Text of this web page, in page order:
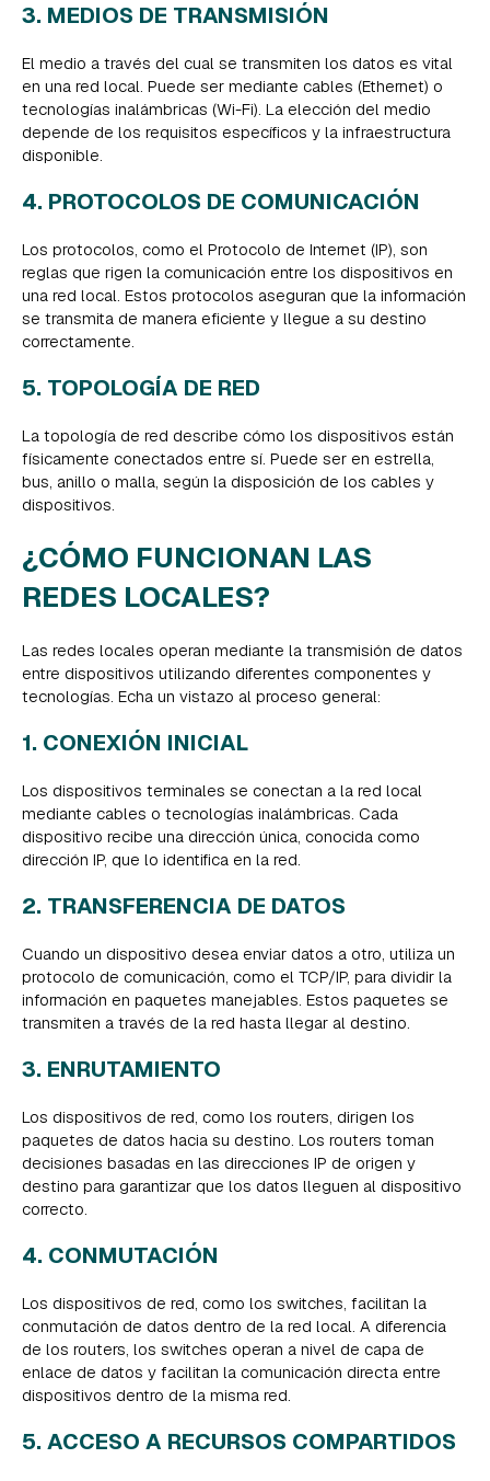
3. MEDIOS DE TRANSMISIÓN
El medio a través del cual se transmiten los datos es vital
en una red local. Puede ser mediante cables (Ethernet) o
tecnologías inalámbricas (Wi-Fi). La elección del medio
depende de los requisitos específicos y la infraestructura
disponible.
4. PROTOCOLOS DE COMUNICACIÓN
Los protocolos, como el Protocolo de Internet (IP), son
reglas que rigen la comunicación entre los dispositivos en
una red local. Estos protocolos aseguran que la información
se transmita de manera eficiente y llegue a su destino
correctamente.
5. TOPOLOGÍA DE RED
La topología de red describe cómo los dispositivos están
físicamente conectados entre sí. Puede ser en estrella,
bus, anillo o malla, según la disposición de los cables y
dispositivos.
¿CÓMO FUNCIONAN LAS
REDES LOCALES?
Las redes locales operan mediante la transmisión de datos
entre dispositivos utilizando diferentes componentes y
tecnologías. Echa un vistazo al proceso general:
1. CONEXIÓN INICIAL
Los dispositivos terminales se conectan a la red local
mediante cables o tecnologías inalámbricas. Cada
dispositivo recibe una dirección única, conocida como
dirección IP, que lo identifica en la red.
2. TRANSFERENCIA DE DATOS
Cuando un dispositivo desea enviar datos a otro, utiliza un
protocolo de comunicación, como el TCP/IP, para dividir la
información en paquetes manejables. Estos paquetes se
transmiten a través de la red hasta llegar al destino.
3. ENRUTAMIENTO
Los dispositivos de red, como los routers, dirigen los
paquetes de datos hacia su destino. Los routers toman
decisiones basadas en las direcciones IP de origen y
destino para garantizar que los datos lleguen al dispositivo
correcto.
4. CONMUTACIÓN
Los dispositivos de red, como los switches, facilitan la
conmutación de datos dentro de la red local. A diferencia
de los routers, los switches operan a nivel de capa de
enlace de datos y facilitan la comunicación directa entre
dispositivos dentro de la misma red.
5. ACCESO A RECURSOS COMPARTIDOS